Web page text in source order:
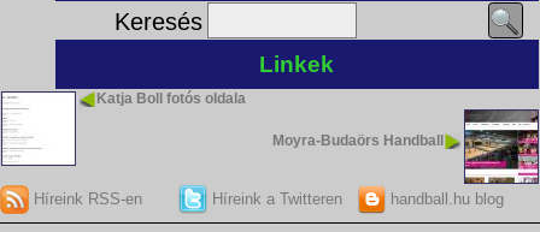
Keresés
Linkek
Katja Boll fotós oldala
Moyra-Budaörs Handball
Híreink RSS-en Híreink a Twitteren handball.hu blog